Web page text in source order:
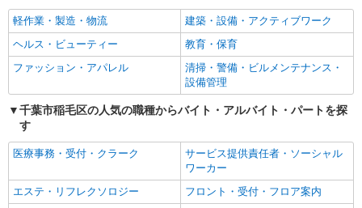
経験者・有資格者歓迎
新卒・第二新卒歓迎
女性活躍中
主婦・主夫歓迎
フリーター歓迎
学歴不問
ミドル（40代～）活躍中
エルダー（50代～）活躍中
シニア（60代～）活躍中
高収入・高額
昇給あり
完全週休2日制
禁煙・分煙
駅直結・駅チカ
車通勤OK
軽作業・製造・物流
建築・設備・アクティブワーク
ヘルス・ビューティー
教育・保育
ファッション・アパレル
清掃・警備・ビルメンテナンス・
設備管理
千葉市稲毛区の人気の職種からバイト・アルバイト・パートを探
す
医療事務・受付・クラーク
サービス提供責任者・ソーシャル
ワーカー
エステ・リフレクソロジー
フロント・受付・フロア案内